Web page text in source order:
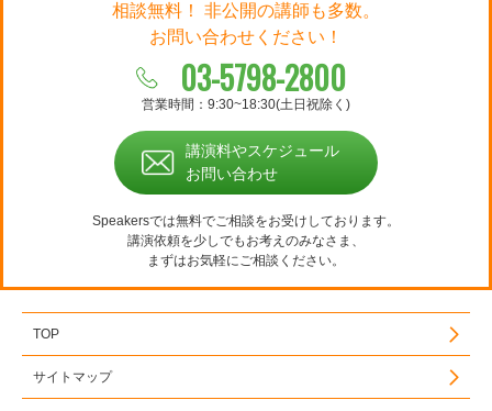
相談無料！ 非公開の講師も多数。
お問い合わせください！
03-5798-2800
営業時間：9:30~18:30(土日祝除く)
講演料やスケジュール
お問い合わせ
Speakersでは無料でご相談をお受けしております。
講演依頼を少しでもお考えのみなさま、
まずはお気軽にご相談ください。
TOP
サイトマップ